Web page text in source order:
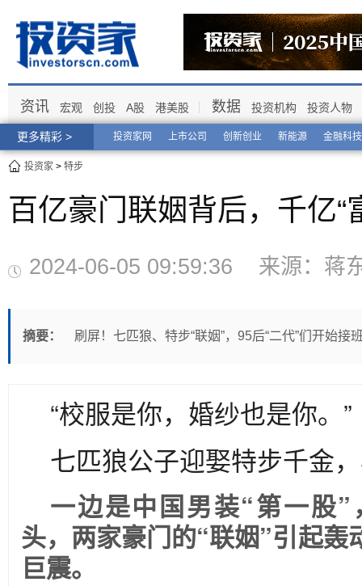
更多精彩 > 投资家网 上市公司 创新创业 新能源 金融科技
资讯 宏观 创投 A股 港美股 数据 投资机构 投资人物
投资家 > 特步
百亿豪门联姻背后，千亿“
2024-06-05 09:59:36 来源：
摘要： 刷屏！七匹狼、特步“联姻”，95后“二代”们开始接
“校服是你，婚纱也是你。”
七匹狼公子迎娶特步千金
一边是中国男装“第一股
头，两家豪门的“联姻”引起
巨震。